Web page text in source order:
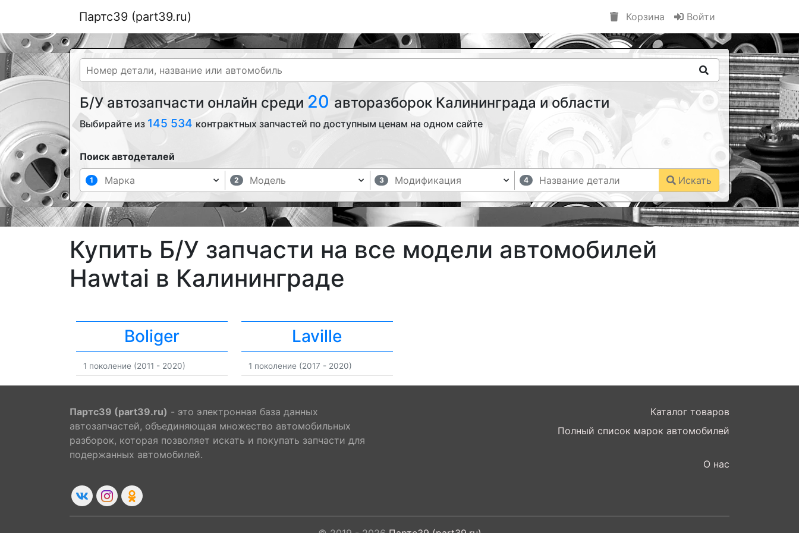
Партс39 (part39.ru) Корзина Войти
Б/У автозапчасти онлайн среди 20 авторазборок Калининграда и области
Выбирайте из 145 534 контрактных запчастей по доступным ценам на одном сайте
Поиск автодеталей
1 2 3 4 Искать
Купить Б/У запчасти на все модели автомобилей
Hawtai в Калининграде
Boliger
1 поколение (2011 - 2020)
Laville
1 поколение (2017 - 2020)
Партс39 (part39.ru) - это электронная база данных
автозапчастей, объединяющая множество автомобильных
разборок, которая позволяет искать и покупать запчасти для
подержанных автомобилей.
Каталог товаров
Полный список марок автомобилей
О нас